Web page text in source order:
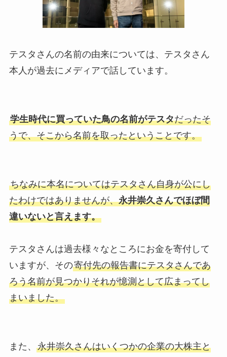
テスタさんの名前の由来については、テスタさん
本人が過去にメディアで話しています。
学生時代に買っていた鳥の名前がテスタだったそ
うで、そこから名前を取ったということです。
ちなみに本名についてはテスタさん自身が公にし
たわけではありませんが、永井崇久さんでほぼ間
違いないと言えます。
テスタさんは過去様々なところにお金を寄付して
いますが、その寄付先の報告書にテスタさんであ
ろう名前が見つかりそれが憶測として広まってし
まいました。
また、 永井崇久さんはいくつかの企業の大株主と